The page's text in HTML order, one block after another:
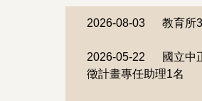
2026-08-03 教育所
2026-05-22
國立中
徵計畫專任助理1名